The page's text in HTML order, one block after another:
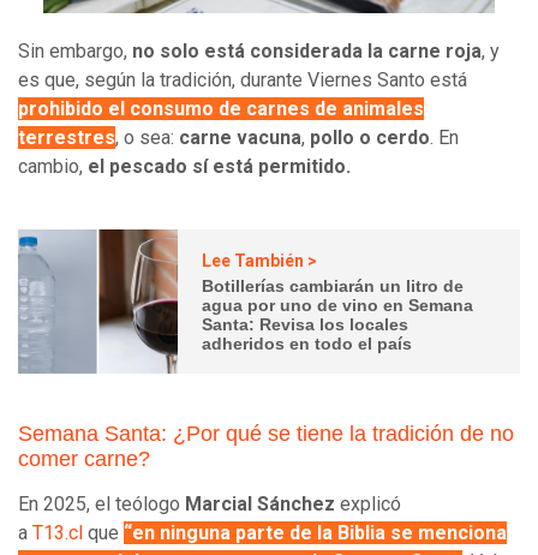
Sin embargo, no solo está considerada la carne roja, y
es que, según la tradición, durante Viernes Santo está
prohibido el consumo de carnes de animales
terrestres, o sea: carne vacuna, pollo o cerdo. En
cambio, el pescado sí está permitido.
Lee También >
Botillerías cambiarán un litro de
agua por uno de vino en Semana
Santa: Revisa los locales
adheridos en todo el país
Semana Santa: ¿Por qué se tiene la tradición de no
comer carne?
En 2025, el teólogo Marcial Sánchez explicó
a T13.cl que “en ninguna parte de la Biblia se menciona